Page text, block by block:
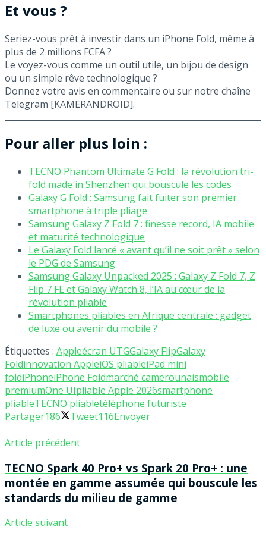
Et vous ?
Seriez-vous prêt à investir dans un iPhone Fold, même à
plus de 2 millions FCFA ?
Le voyez-vous comme un outil utile, un bijou de design
ou un simple rêve technologique ?
Donnez votre avis en commentaire ou sur notre chaîne
Telegram [KAMERANDROID].
Pour aller plus loin :
TECNO Phantom Ultimate G Fold : la révolution tri-
fold made in Shenzhen qui bouscule les codes
Galaxy G Fold : Samsung fait fuiter son premier
smartphone à triple pliage
Samsung Galaxy Z Fold 7 : finesse record, IA mobile
et maturité technologique
Le Galaxy Fold lancé « avant qu’il ne soit prêt » selon
le PDG de Samsung
Samsung Galaxy Unpacked 2025 : Galaxy Z Fold 7, Z
Flip 7 FE et Galaxy Watch 8, l’IA au cœur de la
révolution pliable
Smartphones pliables en Afrique centrale : gadget
de luxe ou avenir du mobile ?
Étiquettes : Appleécran UTGGalaxy FlipGalaxy
Foldinnovation AppleiOS pliableiPad mini
foldiPhoneiPhone Foldmarché camerounaismobile
premiumOne UIpliable Apple 2026smartphone
pliableTECNO pliabletéléphone futuriste
Partager186 Tweet116Envoyer
Article précédent
TECNO Spark 40 Pro+ vs Spark 20 Pro+ : une
montée en gamme assumée qui bouscule les
standards du milieu de gamme
Article suivant